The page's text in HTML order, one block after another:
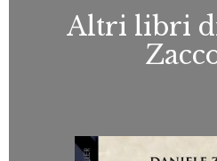
Altri libri